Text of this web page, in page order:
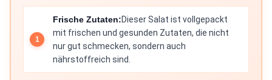
Frische Zutaten:Dieser Salat ist vollgepackt
mit frischen und gesunden Zutaten, die nicht
nur gut schmecken, sondern auch
nährstoffreich sind.